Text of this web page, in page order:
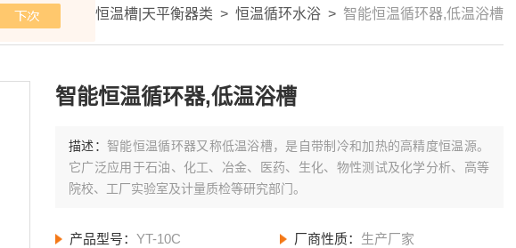
>产品展示 恒温槽|天平衡器类 > 恒温循环水浴 > 智能恒温循环器,低温浴槽
智能恒温循环器,低温浴槽
描述：智能恒温循环器又称低温浴槽，是自带制冷和加热的高精度恒温源。
它广泛应用于石油、化工、冶金、医药、生化、物性测试及化学分析、高等
院校、工厂实验室及计量质检等研究部门。
产品型号：YT-10C 厂商性质： 生产厂家